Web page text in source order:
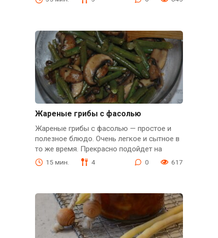
Жареные грибы с фасолью
Жареные грибы с фасолью — простое и
полезное блюдо. Очень легкое и сытное в
то же время. Прекрасно подойдет на
15 мин. 4 0 617